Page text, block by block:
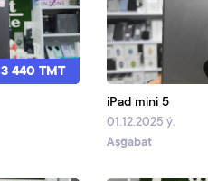
3 440 TMT
iPad mini 5
01.12.2025 ý.
Aşgabat